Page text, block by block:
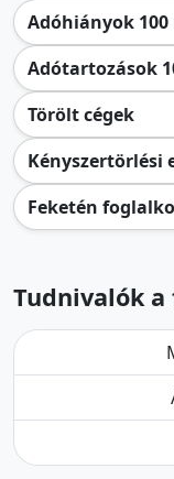
Adóhiányok
Adótartozások
Törölt cégek
Kényszertörlési
Feketén
Tudnivalók